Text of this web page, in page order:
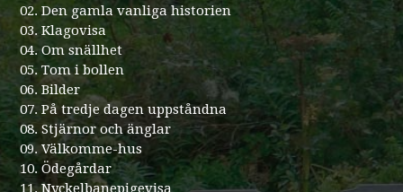
02. Den gamla vanliga historien
03. Klagovisa
04. Om snällhet
05. Tom i bollen
06. Bilder
07. På tredje dagen uppståndna
08. Stjärnor och änglar
09. Välkomme-hus
10. Ödegårdar
11. Nyckelbanepigevisa